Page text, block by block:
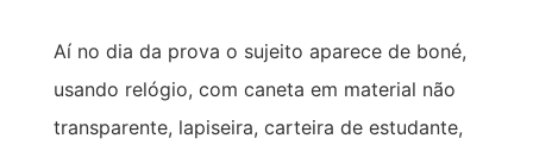
Aí no dia da prova o sujeito aparece de boné,
usando relógio, com caneta em material não
transparente, lapiseira, carteira de estudante,